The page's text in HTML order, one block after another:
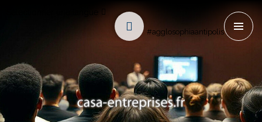
#agglosophiaantipolis